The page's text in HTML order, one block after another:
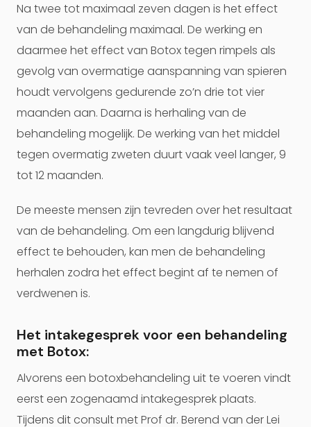
Na twee tot maximaal zeven dagen is het effect
van de behandeling maximaal. De werking en
daarmee het effect van Botox tegen rimpels als
gevolg van overmatige aanspanning van spieren
houdt vervolgens gedurende zo’n drie tot vier
maanden aan. Daarna is herhaling van de
behandeling mogelijk. De werking van het middel
tegen overmatig zweten duurt vaak veel langer, 9
tot 12 maanden.
De meeste mensen zijn tevreden over het resultaat
van de behandeling. Om een langdurig blijvend
effect te behouden, kan men de behandeling
herhalen zodra het effect begint af te nemen of
verdwenen is.
Het intakegesprek voor een behandeling
met Botox:
Alvorens een botoxbehandeling uit te voeren vindt
eerst een zogenaamd intakegesprek plaats.
Tijdens dit consult met Prof dr. Berend van der Lei